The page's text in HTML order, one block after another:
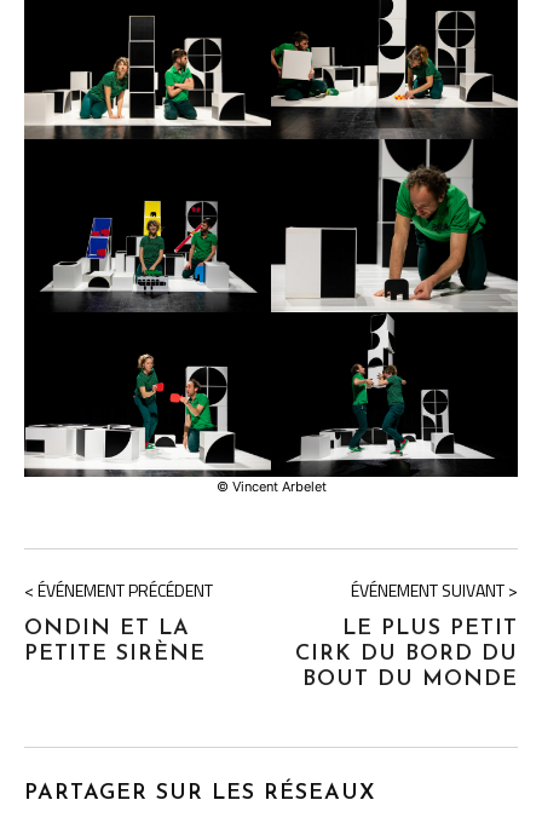
© Vincent Arbelet
< ÉVÉNEMENT PRÉCÉDENT
ONDIN ET LA
PETITE SIRÈNE
ÉVÉNEMENT SUIVANT >
LE PLUS PETIT
CIRK DU BORD DU
BOUT DU MONDE
PARTAGER SUR LES RÉSEAUX